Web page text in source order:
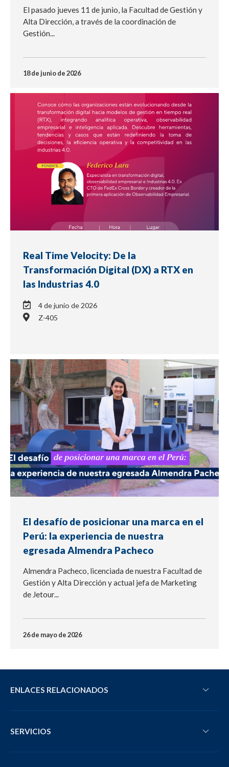
El pasado jueves 11 de junio, la Facultad de Gestión y
Alta Dirección, a través de la coordinación de
Gestión...
18 de junio de 2026
EVENTO
Real Time Velocity: De la
Transformación Digital (DX) a RTX en
las Industrias 4.0
4 de junio de 2026
Z-405
NOTICIA
El desafío de posicionar una marca en el
Perú: la experiencia de nuestra
egresada Almendra Pacheco
Almendra Pacheco, licenciada de nuestra Facultad de
Gestión y Alta Dirección y actual jefa de Marketing
de Jetour...
26 de mayo de 2026
ENLACES RELACIONADOS
SERVICIOS